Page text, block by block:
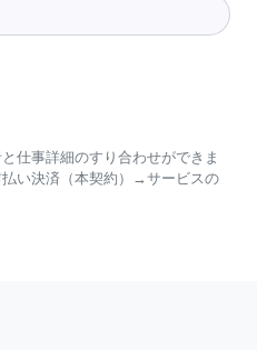
仕事詳細のすり合わせができま
い決済（本契約）→サービスの